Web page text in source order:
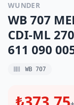
WUNDER
WB 707
CDI-ML
611 090
WB 707